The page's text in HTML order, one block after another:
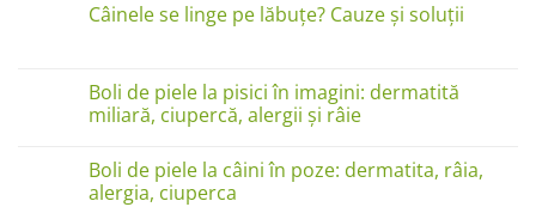
Câinele se linge pe lăbuțe? Cauze și soluții
Câinele
se
linge
Cauze
și
soluții
Boli de piele la pisici în imagini: dermatită
miliară, ciupercă, alergii și râie
comentariu
la
Boli
Boli de piele la câini în poze: dermatita, râia,
alergia, ciuperca